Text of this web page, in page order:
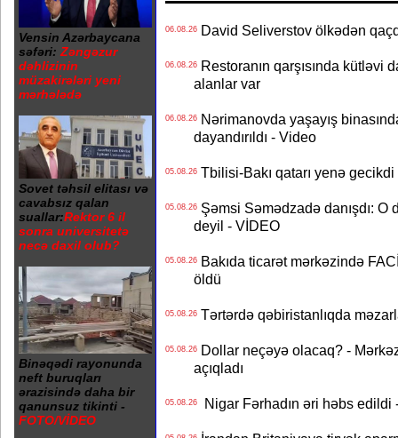
Vensin Azərbaycana
səfəri: Zəngəzur
dəhlizinin
müzakirələri yeni
mərhələdə
Sovet təhsil elitası və
cavabsız qalan
suallar:Rektor 6 il
sonra universitetə
necə daxil olub?
Binəqədi rayonunda
neft buruqları
ərazisində daha bir
qanunsuz tikinti -
FOTO/VİDEO
06.08.26David Seliverstov ölkədən
06.08.26Restoranın qarşısında kütləvi
alanlar var
06.08.26Nərimanovda yaşayış
dayandırıldı - Video
05.08.26Tbilisi-Bakı qatarı yenə gecikdi
05.08.26Şəmsi Səmədzadə danışdı: O
deyil - VİDEO
05.08.26Bakıda ticarət mərkəzində
öldü
05.08.26Tərtərdə qəbiristanlıqda
05.08.26Dollar neçəyə olacaq? -
açıqladı
05.08.26Nigar Fərhadın əri həbs edildi